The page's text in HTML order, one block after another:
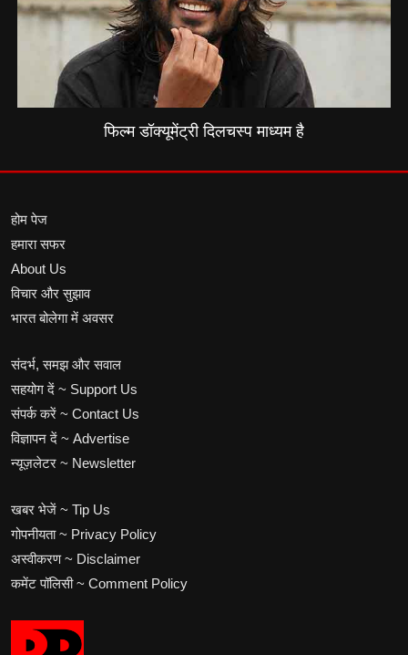
फिल्म डॉक्यूमेंट्री दिलचस्प माध्यम है
होम पेज
हमारा सफर
About Us
विचार और सुझाव
भारत बोलेगा में अवसर
संदर्भ, समझ और सवाल
सहयोग दें ~ Support Us
संपर्क करें ~ Contact Us
विज्ञापन दें ~ Advertise
न्यूज़लेटर ~ Newsletter
खबर भेजें ~ Tip Us
गोपनीयता ~ Privacy Policy
अस्वीकरण ~ Disclaimer
कमेंट पॉलिसी ~ Comment Policy